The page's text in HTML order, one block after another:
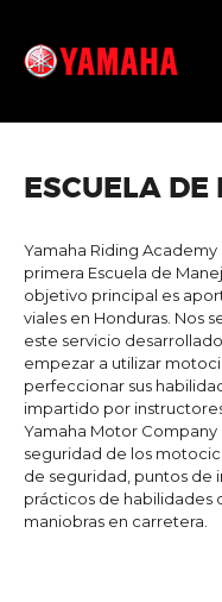
marca de mayor calidad y
motocross y enduro,
MOTOS
EQUIPO
ESCUELA
Yamaha Riding Academy
primera Escuela de
objetivo principal es
viales en Honduras. Nos
este servicio
empezar a utilizar
perfeccionar sus
impartido por
Yamaha Motor Company
seguridad de los
de seguridad, puntos de
prácticos de habilidades
maniobras en carretera.